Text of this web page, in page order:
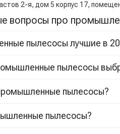
2-я, дом 5 корпус 17,
вопросы про
пылесосы лучшие в
пылесосы
пылесосы?
пылесосы?